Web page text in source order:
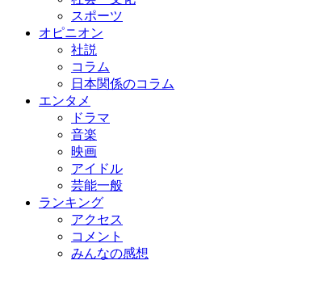
スポーツ
オピニオン
社説
コラム
日本関係のコラム
エンタメ
ドラマ
音楽
映画
アイドル
芸能一般
ランキング
アクセス
コメント
みんなの感想